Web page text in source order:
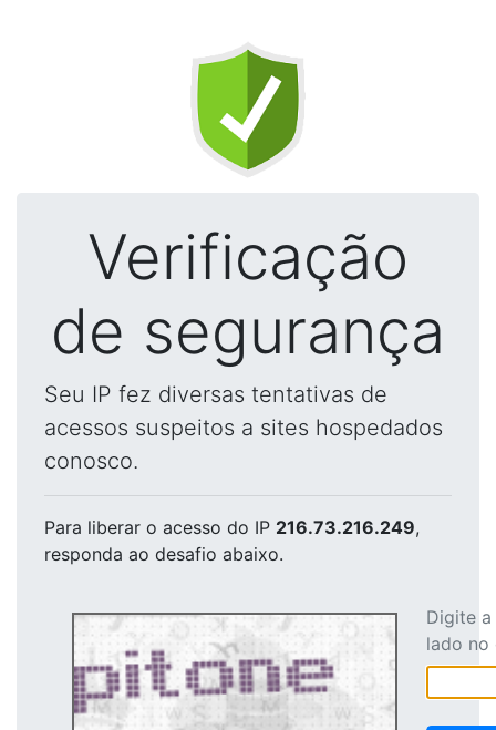
Verificação
de segurança
Seu IP fez diversas tentativas de
acessos suspeitos a sites hospedados
conosco.
Para liberar o acesso do IP 216.73.216.249,
responda ao desafio abaixo.
Digite
lado no